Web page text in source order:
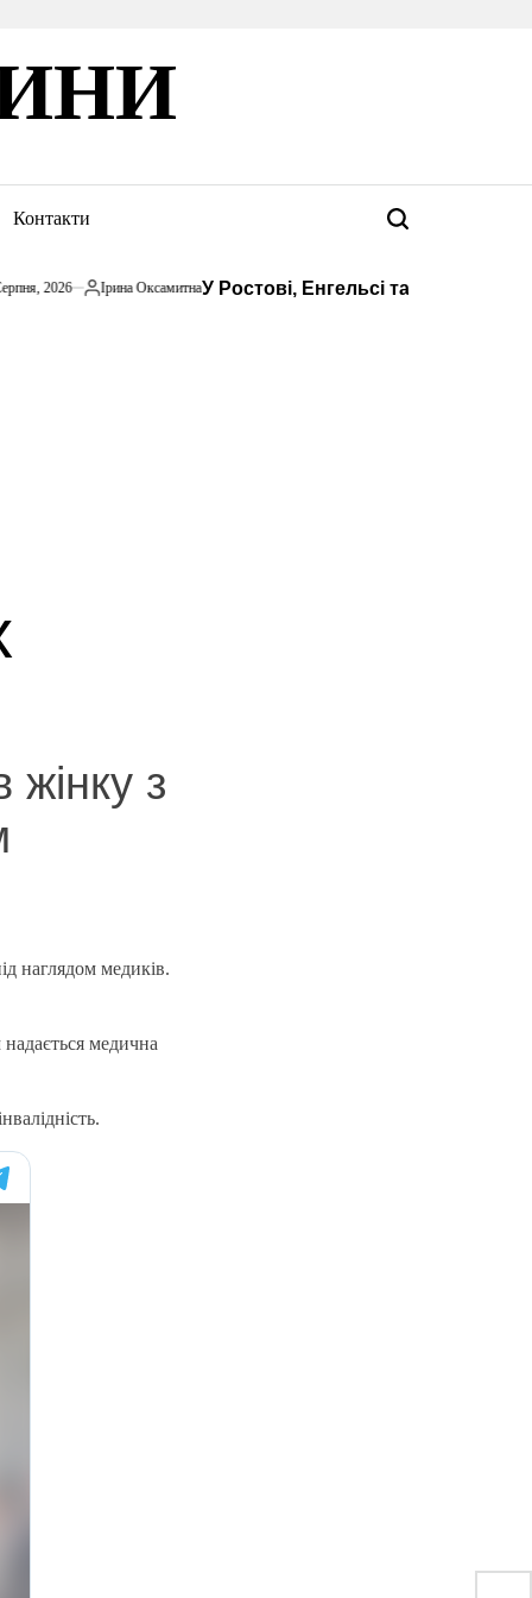
Контакти Пошук
2026
Опубліковано
Ірина ОксамитнаУ Ростові, Енгельсі та Луганську
жінку з
наглядом медиків.
надається медична